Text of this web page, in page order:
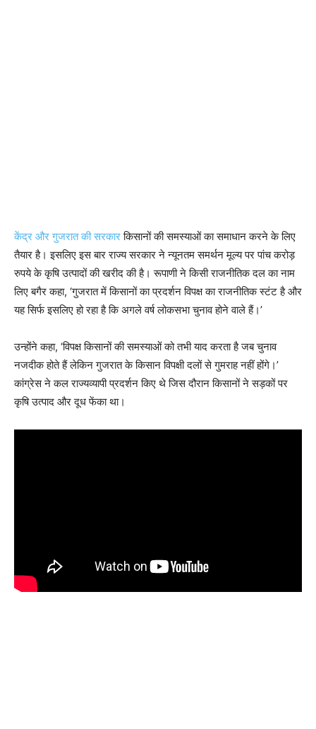
केंद्र और गुजरात की सरकारकिसानों की समस्याओं का समाधान करने के लिए
तैयार है। इसलिए इस बार राज्य सरकार ने न्यूनतम समर्थन मूल्य पर पांच करोड़
रुपये के कृषि उत्पादों की खरीद की है। रूपाणी ने किसी राजनीतिक दल का नाम
लिए बगैर कहा, ‘गुजरात में किसानों का प्रदर्शन विपक्ष का राजनीतिक स्टंट है और
यह सिर्फ इसलिए हो रहा है कि अगले वर्ष लोकसभा चुनाव होने वाले हैं।’
उन्होंने कहा, ‘विपक्ष किसानों की समस्याओं को तभी याद करता है जब चुनाव
नजदीक होते हैं लेकिन गुजरात के किसान विपक्षी दलों से गुमराह नहीं होंगे।’
कांग्रेस ने कल राज्यव्यापी प्रदर्शन किए थे जिस दौरान किसानों ने सड़कों पर
कृषि उत्पाद और दूध फेंका था।